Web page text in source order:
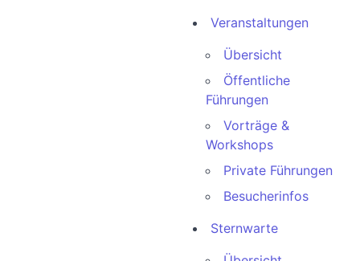
Veranstaltungen
Übersicht
Öffentliche
Führungen
Vorträge &
Workshops
Private Führungen
Besucherinfos
Sternwarte